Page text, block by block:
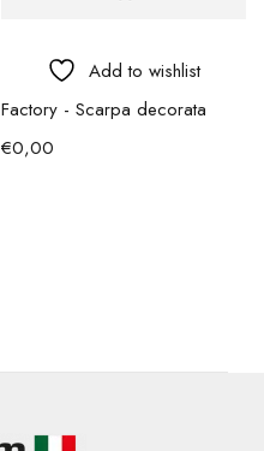
Add to wishlist
Factory - Scarpa decorata
€0,00